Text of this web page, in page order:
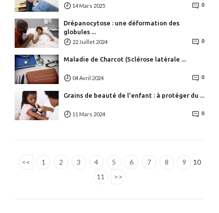
14 Mars 2025 0
Drépanocytose : une déformation des
globules ...
22 Juillet 2024 0
Maladie de Charcot (Sclérose latérale ...
04 Avril 2024 0
Grains de beauté de l'enfant : à protéger du ...
11 Mars 2024 0
<< 1 2 3 4 5 6 7 8 9
10
11
>>